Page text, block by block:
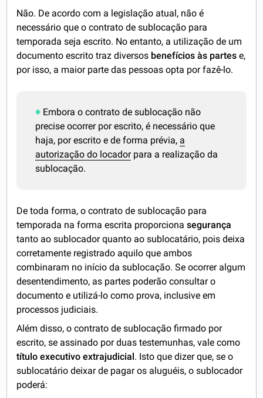
Não. De acordo com a legislação atual, não é
necessário que o contrato de sublocação para
temporada seja escrito. No entanto, a utilização de um
documento escrito traz diversos benefícios às partes e,
por isso, a maior parte das pessoas opta por fazê-lo.
Embora o contrato de sublocação não
precise ocorrer por escrito, é necessário que
haja, por escrito e de forma prévia, a
autorização do locadorpara a realização da
sublocação.
De toda forma, o contrato de sublocação para
temporada na forma escrita proporcionasegurança
tanto ao sublocador quanto ao sublocatário, pois deixa
corretamente registrado aquilo que ambos
combinaram no início da sublocação. Se ocorrer algum
desentendimento, as partes poderão consultar o
documento e utilizá-lo como prova, inclusive em
processos judiciais.
Além disso, o contrato de sublocação firmado por
escrito, se assinado por duas testemunhas, vale como
título executivo extrajudicial. Isto que dizer que, se o
sublocatário deixar de pagar os aluguéis, o sublocador
poderá: